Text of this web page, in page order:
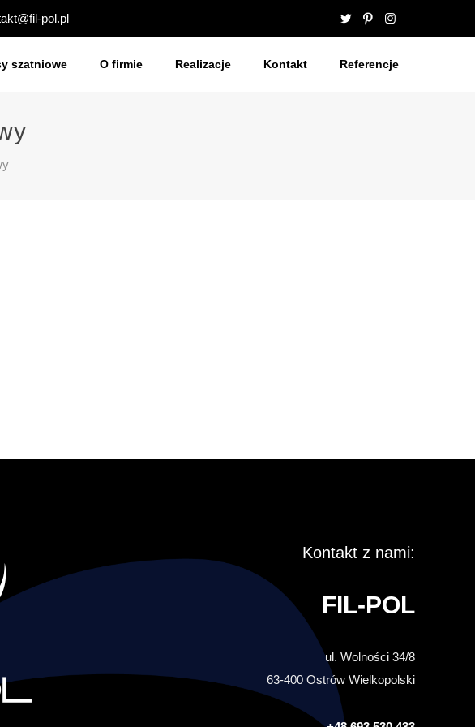
pol.pl
szatniowe O firmie Realizacje Kontakt Referencje
Kontakt z nami:
FIL-POL
ul. Wolności 34/8
63-400 Ostrów Wielkopolski